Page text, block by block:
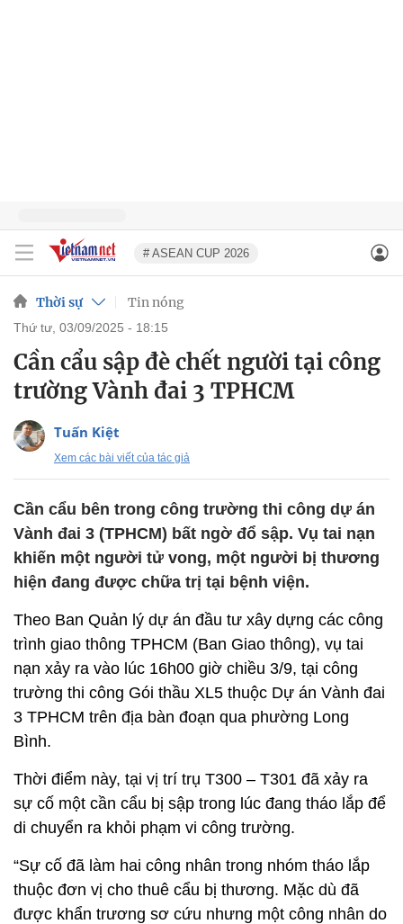
# ASEAN CUP 2026
Thời sự Tin nóng
thứ tư, 03/09/2025 - 18:15
Cần cẩu sập đè chết người tại công
trường Vành đai 3 TPHCM
Tuấn Kiệt
Xem các bài viết của tác giả
Cần cẩu bên trong công trường thi công dự án
Vành đai 3 (TPHCM) bất ngờ đổ sập. Vụ tai nạn
khiến một người tử vong, một người bị thương
hiện đang được chữa trị tại bệnh viện.
Theo Ban Quản lý dự án đầu tư xây dựng các công
trình giao thông TPHCM (Ban Giao thông), vụ tai
nạn xảy ra vào lúc 16h00 giờ chiều 3/9, tại công
trường thi công Gói thầu XL5 thuộc Dự án Vành đai
3 TPHCM trên địa bàn đoạn qua phường Long
Bình.
Thời điểm này, tại vị trí trụ T300 – T301 đã xảy ra
sự cố một cần cẩu bị sập trong lúc đang tháo lắp để
di chuyển ra khỏi phạm vi công trường.
“Sự cố đã làm hai công nhân trong nhóm tháo lắp
thuộc đơn vị cho thuê cẩu bị thương. Mặc dù đã
được khẩn trương sơ cứu nhưng một công nhân do